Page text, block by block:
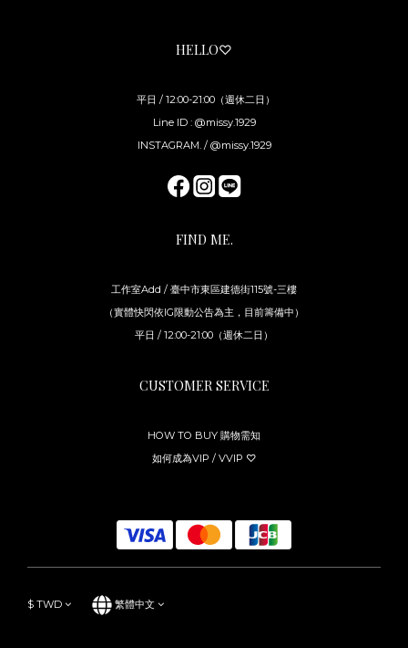
HELLO♡
平日 / 12:00-21:00（週休二日）
Line ID : @missy.1929
INSTAGRAM. / @missy.1929
FIND ME.
工作室Add / 臺中市東區建德街115號-三樓
（實體快閃依IG限動公告為主，目前籌備中）
平日 / 12:00-21:00（週休二日）
CUSTOMER SERVICE
HOW TO BUY 購物需知
如何成為VIP / VVIP ♡
$ TWD 繁體中文